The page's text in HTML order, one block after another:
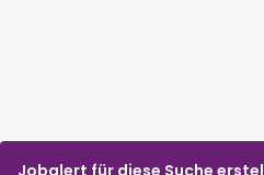
Jobalert für diese Suche